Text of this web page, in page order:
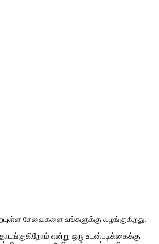
சேவைகளை உங்களுக்கு வழங்குகிறது.
என்று ஒரு உடன்படிக்கைக்கு